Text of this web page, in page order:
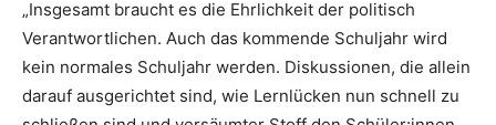
„Insgesamt braucht es die Ehrlichkeit der politisch
Verantwortlichen. Auch das kommende Schuljahr wird
kein normales Schuljahr werden. Diskussionen, die allein
darauf ausgerichtet sind, wie Lernlücken nun schnell zu